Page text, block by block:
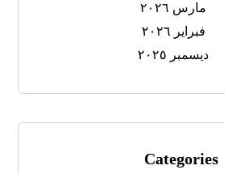
مارس ٢٠٢٦
فبراير ٢٠٢٦
ديسمبر ٢٠٢٥
Categories